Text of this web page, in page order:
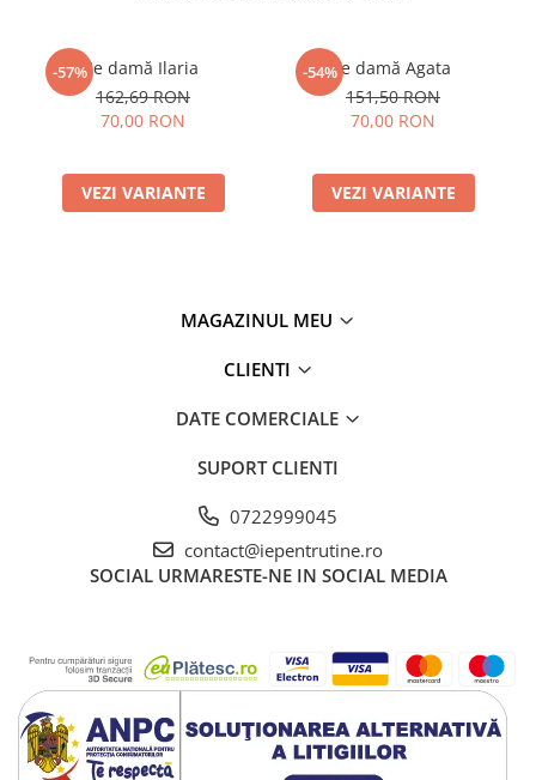
-57%Ie damă Ilaria
162,69 RON
70,00 RON
VEZI VARIANTE
-54%Ie damă Agata
151,50 RON
70,00 RON
VEZI VARIANTE
MAGAZINUL MEU
CLIENTI
DATE COMERCIALE
SUPORT CLIENTI
0722999045
contact@iepentrutine.ro
SOCIAL URMARESTE-NE IN SOCIAL MEDIA